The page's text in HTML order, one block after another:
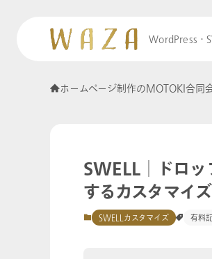
WordPress・
ホームページ制作のMOTOKI合同
SWELL│ドロッ
するカスタマイズ
SWELLカスタマイズ 有料